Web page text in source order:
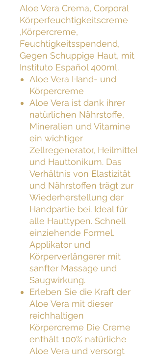
Aloe Vera Crema, Corporal
Körperfeuchtigkeitscreme
,Körpercreme,
Feuchtigkeitsspendend,
Gegen Schuppige Haut, mit
Instituto Español 400ml.
Aloe Vera Hand- und
Körpercreme
Aloe Vera ist dank ihrer
natürlichen Nährstoffe,
Mineralien und Vitamine
ein wichtiger
Zellregenerator, Heilmittel
und Hauttonikum. Das
Verhältnis von Elastizität
und Nährstoffen trägt zur
Wiederherstellung der
Handpartie bei. Ideal für
alle Hauttypen. Schnell
einziehende Formel.
Applikator und
Körperverlängerer mit
sanfter Massage und
Saugwirkung.
Erleben Sie die Kraft der
Aloe Vera mit dieser
reichhaltigen
Körpercreme Die Creme
enthält 100% natürliche
Aloe Vera und versorgt